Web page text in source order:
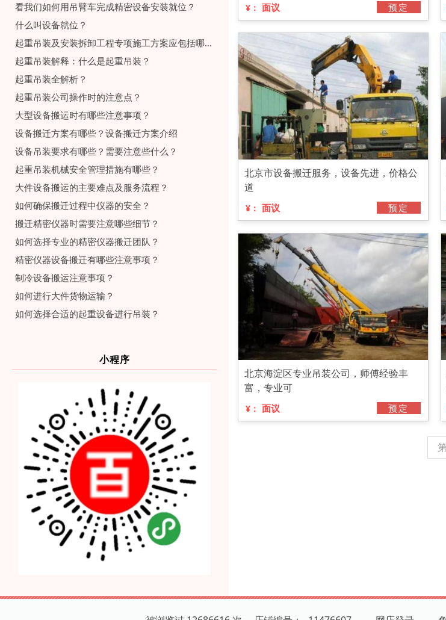
看我们如何用吊臂车完成精密设备安装就位？
什么叫设备就位？
起重吊装及安装拆卸工程专项施工方案应包括哪些内容？
起重吊装解释：什么是起重吊装？
起重吊装全解析？
起重吊装公司操作时的注意点？
大型设备搬运时有哪些注意事项？
设备搬迁方案有哪些？设备搬迁方案介绍
设备吊装要求有哪些？需要注意些什么？
起重吊装机械安全管理措施有哪些？
大件设备搬运的主要难点及服务流程？
如何确保搬迁过程中仪器的安全？
搬迁精密仪器时需要注意哪些细节？
如何选择专业的精密仪器搬迁团队？
精密仪器设备搬迁有哪些注意事项？
制冷设备搬运注意事项？
如何进行大件货物运输？
如何选择合适的起重设备进行吊装？
小程序
¥： 面议 预定
北京市设备搬迁服务，设备先进，价格公
道
¥： 面议 预定
北京海淀区专业吊装公司，师傅经验丰
富，专业可
¥： 面议 预定